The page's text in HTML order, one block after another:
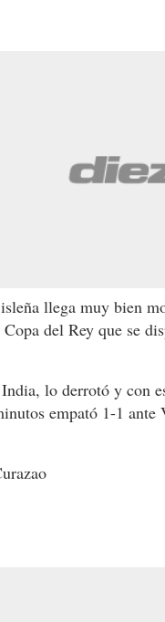
llega muy bien
del Rey que se
lo derrotó y con
empató 1-1